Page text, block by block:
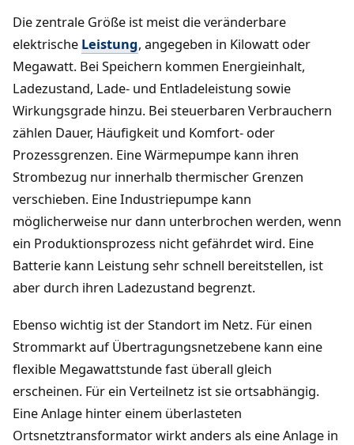
Die zentrale Größe ist meist die veränderbare
elektrische Leistung, angegeben in Kilowatt oder
Megawatt. Bei Speichern kommen Energieinhalt,
Ladezustand, Lade- und Entladeleistung sowie
Wirkungsgrade hinzu. Bei steuerbaren Verbrauchern
zählen Dauer, Häufigkeit und Komfort- oder
Prozessgrenzen. Eine Wärmepumpe kann ihren
Strombezug nur innerhalb thermischer Grenzen
verschieben. Eine Industriepumpe kann
möglicherweise nur dann unterbrochen werden, wenn
ein Produktionsprozess nicht gefährdet wird. Eine
Batterie kann Leistung sehr schnell bereitstellen, ist
aber durch ihren Ladezustand begrenzt.
Ebenso wichtig ist der Standort im Netz. Für einen
Strommarkt auf Übertragungsnetzebene kann eine
flexible Megawattstunde fast überall gleich
erscheinen. Für ein Verteilnetz ist sie ortsabhängig.
Eine Anlage hinter einem überlasteten
Ortsnetztransformator wirkt anders als eine Anlage in